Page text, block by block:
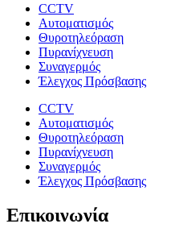
CCTV
Αυτοματισμός
Θυροτηλεόραση
Πυρανίχνευση
Συναγερμός
Έλεγχος Πρόσβασης
CCTV
Αυτοματισμός
Θυροτηλεόραση
Πυρανίχνευση
Συναγερμός
Έλεγχος Πρόσβασης
Επικοινωνία